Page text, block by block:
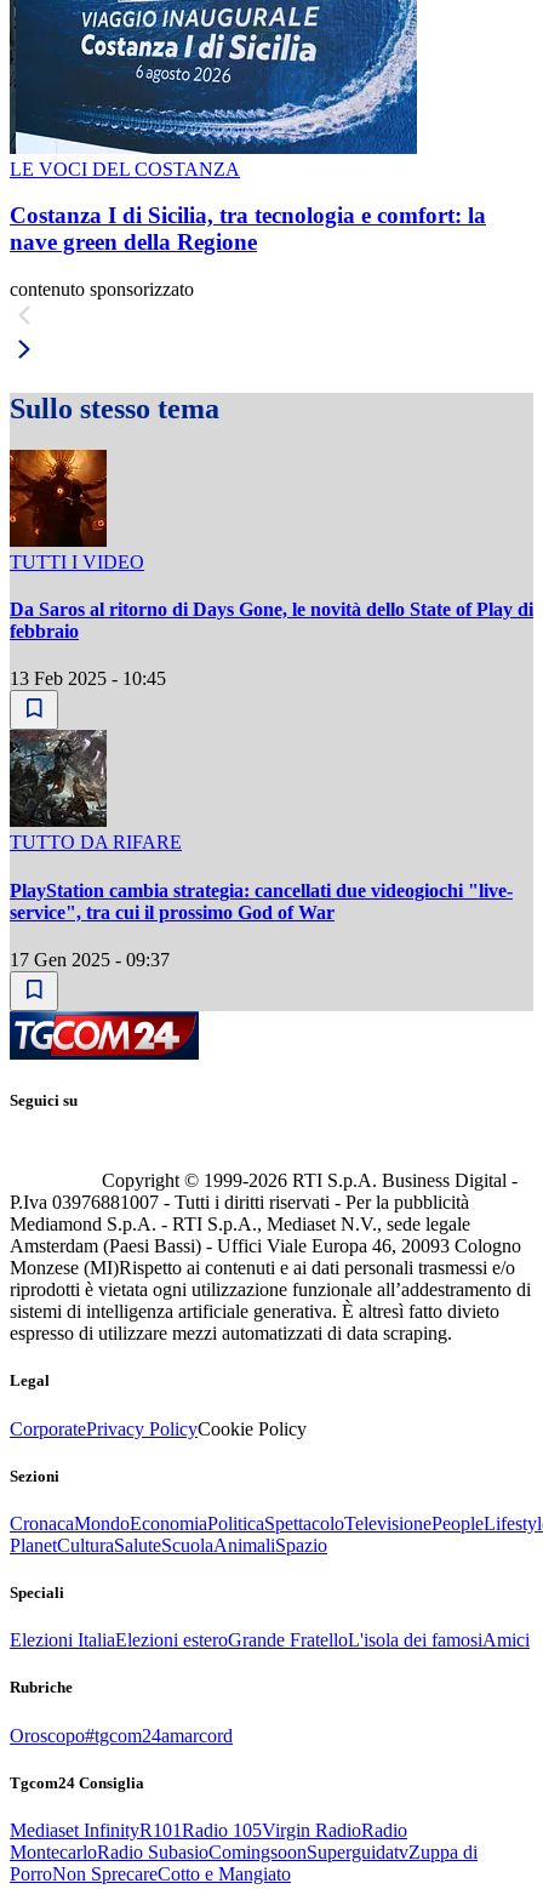
LE VOCI DEL COSTANZA
Costanza I di Sicilia, tra tecnologia e comfort: la
nave green della Regione
contenuto sponsorizzato
Sullo stesso tema
TUTTI I VIDEO
Da Saros al ritorno di Days Gone, le novità dello State of Play di
febbraio
13 Feb 2025 - 10:45
TUTTO DA RIFARE
PlayStation cambia strategia: cancellati due videogiochi "live-
service", tra cui il prossimo God of War
17 Gen 2025 - 09:37
Seguici su
Copyright © 1999-2026 RTI S.p.A. Business Digital -
P.Iva 03976881007 - Tutti i diritti riservati - Per la pubblicità
Mediamond S.p.A. - RTI S.p.A., Mediaset N.V., sede legale
Amsterdam (Paesi Bassi) - Uffici Viale Europa 46, 20093 Cologno
Monzese (MI)Rispetto ai contenuti e ai dati personali trasmessi e/o
riprodotti è vietata ogni utilizzazione funzionale all’addestramento di
sistemi di intelligenza artificiale generativa. È altresì fatto divieto
espresso di utilizzare mezzi automatizzati di data scraping.
Legal
CorporatePrivacy PolicyCookie Policy
Sezioni
CronacaMondoEconomiaPoliticaSpettacoloTelevisionePeople
PlanetCulturaSaluteScuolaAnimaliSpazio
Speciali
Elezioni ItaliaElezioni esteroGrande FratelloL'isola dei famosiAmici
Rubriche
Oroscopo#tgcom24amarcord
Tgcom24 Consiglia
Mediaset InfinityR101Radio 105Virgin RadioRadio
MontecarloRadio SubasioComingsoonSuperguidatvZuppa di
PorroNon SprecareCotto e Mangiato